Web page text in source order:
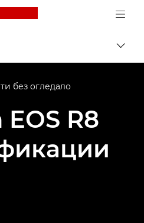
Canon Logo, back to
без огледало
R8